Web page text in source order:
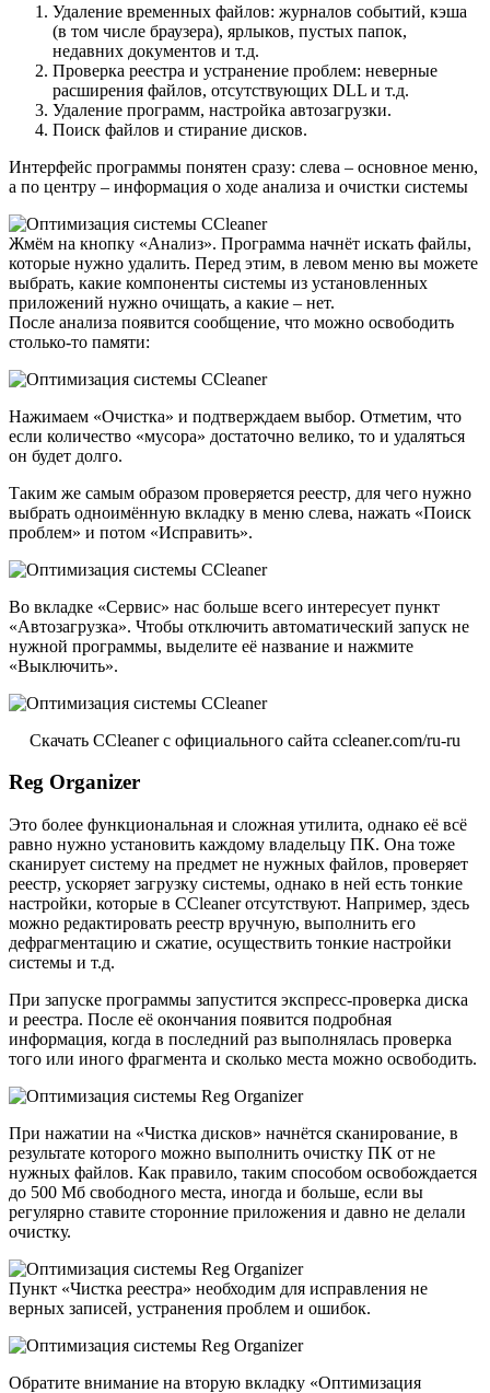
Удаление временных файлов: журналов событий, кэша
(в том числе браузера), ярлыков, пустых папок,
недавних документов и т.д.
Проверка реестра и устранение проблем: неверные
расширения файлов, отсутствующих DLL и т.д.
Удаление программ, настройка автозагрузки.
Поиск файлов и стирание дисков.
Интерфейс программы понятен сразу: слева – основное меню,
а по центру – информация о ходе анализа и очистки системы
Жмём на кнопку «Анализ». Программа начнёт искать файлы,
которые нужно удалить. Перед этим, в левом меню вы можете
выбрать, какие компоненты системы из установленных
приложений нужно очищать, а какие – нет.
После анализа появится сообщение, что можно освободить
столько-то памяти:
Нажимаем «Очистка» и подтверждаем выбор. Отметим, что
если количество «мусора» достаточно велико, то и удаляться
он будет долго.
Таким же самым образом проверяется реестр, для чего нужно
выбрать одноимённую вкладку в меню слева, нажать «Поиск
проблем» и потом «Исправить».
Во вкладке «Сервис» нас больше всего интересует пункт
«Автозагрузка». Чтобы отключить автоматический запуск не
нужной программы, выделите её название и нажмите
«Выключить».
Скачать CCleaner с официального сайта ccleaner.com/ru-ru
Reg Organizer
Это более функциональная и сложная утилита, однако её всё
равно нужно установить каждому владельцу ПК. Она тоже
сканирует систему на предмет не нужных файлов, проверяет
реестр, ускоряет загрузку системы, однако в ней есть тонкие
настройки, которые в CCleaner отсутствуют. Например, здесь
можно редактировать реестр вручную, выполнить его
дефрагментацию и сжатие, осуществить тонкие настройки
системы и т.д.
При запуске программы запустится экспресс-проверка диска
и реестра. После её окончания появится подробная
информация, когда в последний раз выполнялась проверка
того или иного фрагмента и сколько места можно освободить.
При нажатии на «Чистка дисков» начнётся сканирование, в
результате которого можно выполнить очистку ПК от не
нужных файлов. Как правило, таким способом освобождается
до 500 Мб свободного места, иногда и больше, если вы
регулярно ставите сторонние приложения и давно не делали
очистку.
Пункт «Чистка реестра» необходим для исправления не
верных записей, устранения проблем и ошибок.
Обратите внимание на вторую вкладку «Оптимизация